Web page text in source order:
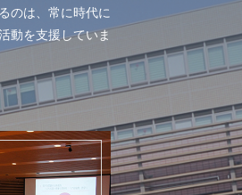
のは、常に時代に
動を支援していま